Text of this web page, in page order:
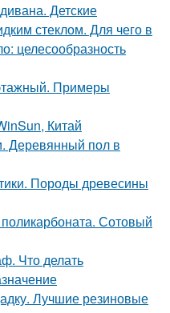
Детские
стеклом. Для чего в
целесообразность
Примеры
Китай
Деревянный пол в
Породы древесины
Сотовый
Что делать
Лучшие резиновые